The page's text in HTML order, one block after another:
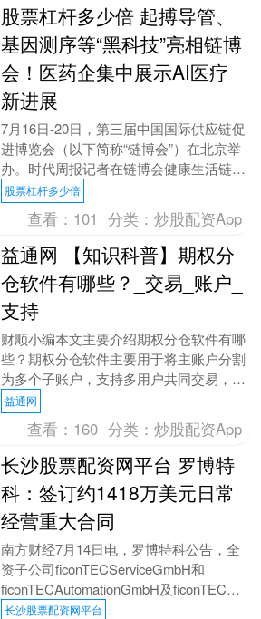
股票杠杆多少倍 起搏导管、
基因测序等“黑科技”亮相链博
会！医药企集中展示AI医疗
新进展
7月16日-20日，第三届中国国际供应链促
进博览会（以下简称“链博会”）在北京举
办。时代周报记者在链博会健康生活链展
区获悉，美敦力、诺和诺德、GE医疗、
赛诺菲、....
股票杠杆多少倍
查看： 101 分类：炒股配资App
益通网 【知识科普】期权分
仓软件有哪些？_交易_账户_
支持
财顺小编本文主要介绍期权分仓软件有哪
些？期权分仓软件主要用于将主账户分割
为多个子账户，支持多用户共同交易，常
用于规避交易门槛、分散风险或管理多个
投资策略。 期权....
益通网
查看： 160 分类：炒股配资App
长沙股票配资网平台 罗博特
科：签订约1418万美元日常
经营重大合同
南方财经7月14日电，罗博特科公告，全
资子公司ficonTECServiceGmbH和
ficonTECAutomationGmbH及ficonTEC全
资子公司与....
长沙股票配资网平台